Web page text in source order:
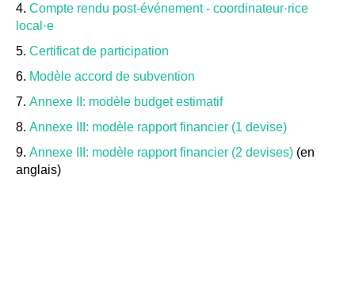
4. Compte rendu post-événement - coordinateur·rice
local ·e
5. Certificat de participation
6. Modèle accord de subvention
7. Annexe II: modèle budget estimatif
8. Annexe III: modèle rapport financier (1 devise)
9. Annexe III: modèle rapport financier (2 devises) (en
anglais)